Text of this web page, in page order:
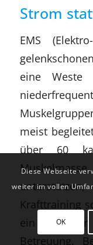
Strom
EMS
eine Weste
meist
über 60
unterstützen,
Krafttraining
ein
Betreuung.
Diese Webseite
weiter im vollen
OK